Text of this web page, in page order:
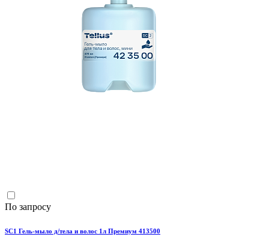
По запросу
SC1 Гель-мыло д/тела и волос 1л Премиум 413500